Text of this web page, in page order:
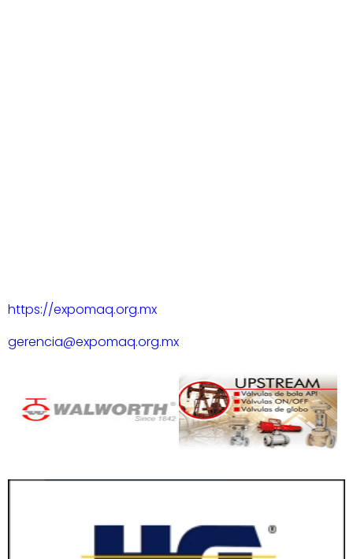
https://expomaq.org.mx
gerencia@expomaq.org.mx